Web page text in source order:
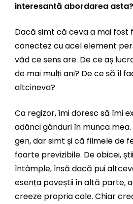
interesantă abordarea asta?
Dacă simt că ceva a mai fost
conectez cu acel element
văd ce sens are. De ce aș
de mai mulți ani? De ce să îl
altcineva?
Ca regizor, îmi doresc să îmi
adânci gânduri în munca
gen, dar simt și că filmele de
foarte previzibile. De obicei,
întâmple, însă dacă pui
esența poveștii în altă parte,
creeze propria cale. Chiar